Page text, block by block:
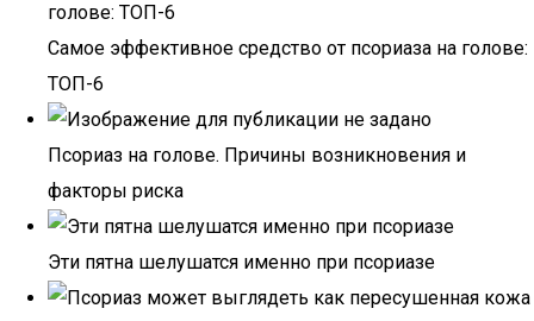
Самое эффективное средство от псориаза на голове:
ТОП-6
Псориаз на голове. Причины возникновения и
факторы риска
Эти пятна шелушатся именно при псориазе